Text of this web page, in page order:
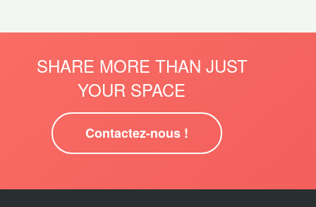
SHARE MORE THAN JUST
YOUR SPACE
Contactez-nous !